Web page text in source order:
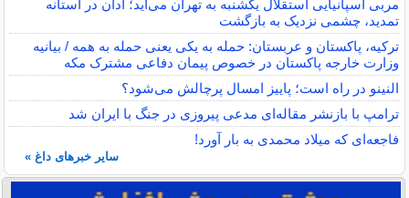
مربی اسپانیایی استقلال یکشنبه به تهران می‌آید؛ آدان در آستانه
تمدید، چشمی نزدیک به بازگشت
ترکیه، پاکستان و عربستان: حمله به یکی یعنی حمله به همه / بیانیه
وزارت خارجه پاکستان در خصوص پیمان دفاعی مشترک مکه
النینو در راه است؛ پاییز امسال پرچالش می‌شود؟
ترامپ با بازنشر مقاله‌ای مدعی پیروزی در جنگ با ایران شد
فاجعه‌ای که میلاد محمدی به بار آورد!
سایر خبرهای داغ »